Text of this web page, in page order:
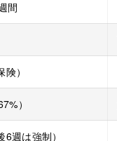
間
）
）
週は強制）